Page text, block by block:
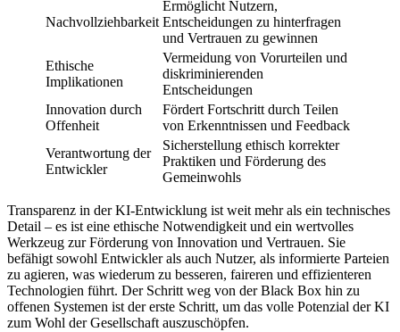
Nachvollziehbarkeit
Ermöglicht Nutzern,
Entscheidungen zu hinterfragen
und Vertrauen zu gewinnen
Ethische
Implikationen
Vermeidung von Vorurteilen und
diskriminierenden
Entscheidungen
Innovation durch
Offenheit
Fördert Fortschritt durch Teilen
von Erkenntnissen und Feedback
Verantwortung der
Entwickler
Sicherstellung ethisch korrekter
Praktiken und Förderung des
Gemeinwohls
Transparenz in der KI-Entwicklung ist weit mehr als ein technisches
Detail – es ist eine ethische Notwendigkeit und ein wertvolles
Werkzeug zur Förderung von Innovation und Vertrauen. Sie
befähigt sowohl Entwickler als auch Nutzer, als informierte Parteien
zu agieren, was wiederum zu besseren, faireren und effizienteren
Technologien führt. Der Schritt weg von der Black Box hin zu
offenen Systemen ist der erste Schritt, um das volle Potenzial der KI
zum Wohl der Gesellschaft auszuschöpfen.